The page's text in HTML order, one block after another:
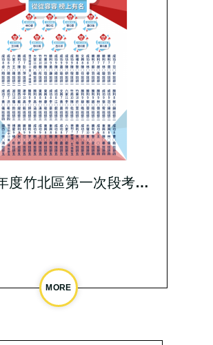
115學年度竹北區第一次段考成績優異榜單